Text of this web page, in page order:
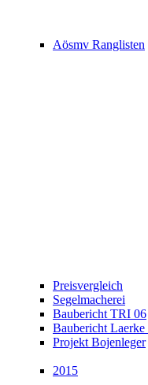
Aösmv Ranglisten
Preisvergleich
Segelmacherei
Baubericht TRI 06
Baubericht
Projekt Bojenleger
2015